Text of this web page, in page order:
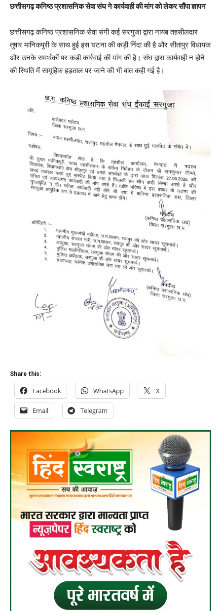
छत्तीसगढ़ कनिष्ठ प्रशासनिक सेवा संघ ने कार्यवाही की मांग को लेकर सौंपा ज्ञापन
छत्तीसगढ़ कनिष्ठ प्रशासनिक सेवा संगी कई सरगुजा द्वारा नायब तहसीलदार
तुषार मानिकपुरी के साथ हुई इस घटना की कड़ी निंदा की है और सीतापुर विधायक
और उनके समर्थकों पर कड़ी कार्रवाई की मांग की है। संघ द्वारा कार्यवाही न होने
की स्थिति में सामूहिक हड़ताल पर जाने की भी बात कही गई है।
Share this:
Facebook WhatsApp X
Email Telegram